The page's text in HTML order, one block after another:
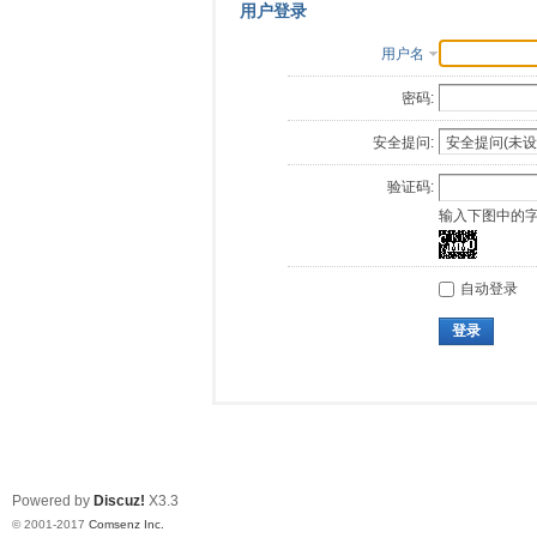
用户登录
用户名
密码:
安全提问:
验证码:
输入下图中的
自动登录
登录
Powered by Discuz! X3.3
© 2001-2017 Comsenz Inc.